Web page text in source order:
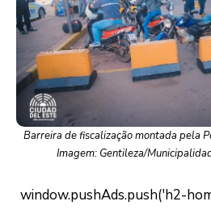
Barreira de fiscalização montada pela
Imagem: Gentileza/